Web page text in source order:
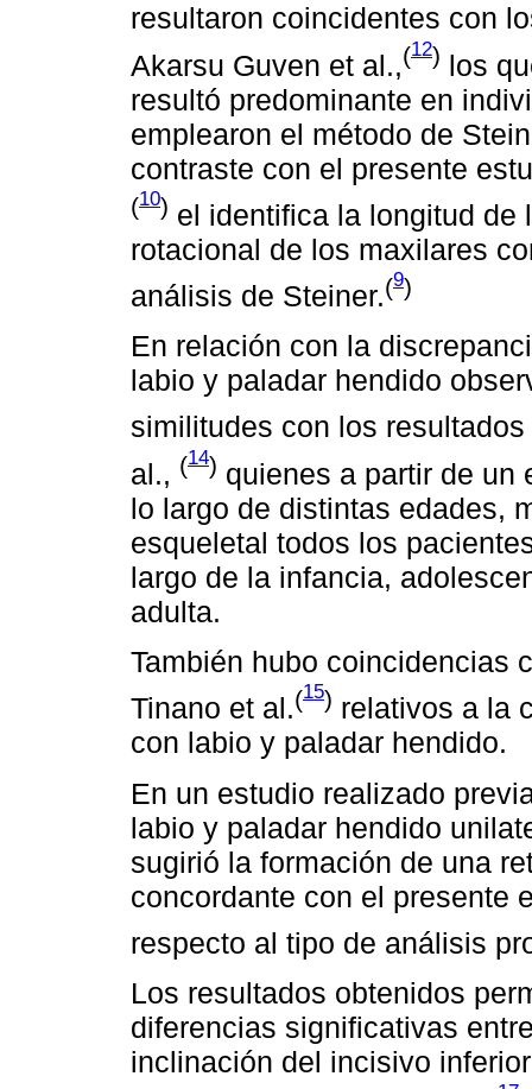
resultaron coincidentes con
Akarsu Guven et al.,(12) los
resultó predominante en
emplearon el método de
contraste con el presente
(10) el identifica la longitud de
rotacional de los maxilares
análisis de Steiner.(9)
En relación con la
labio y paladar hendido
similitudes con los
al., (14) quienes a partir de un
lo largo de distintas edades,
esqueletal todos los
largo de la infancia,
adulta.
También hubo coincidencias
Tinano et al.(15) relativos a la
con labio y paladar hendido.
En un estudio realizado
labio y paladar hendido
sugirió la formación de una
concordante con el presente
respecto al tipo de análisis
Los resultados obtenidos
diferencias significativas
inclinación del incisivo